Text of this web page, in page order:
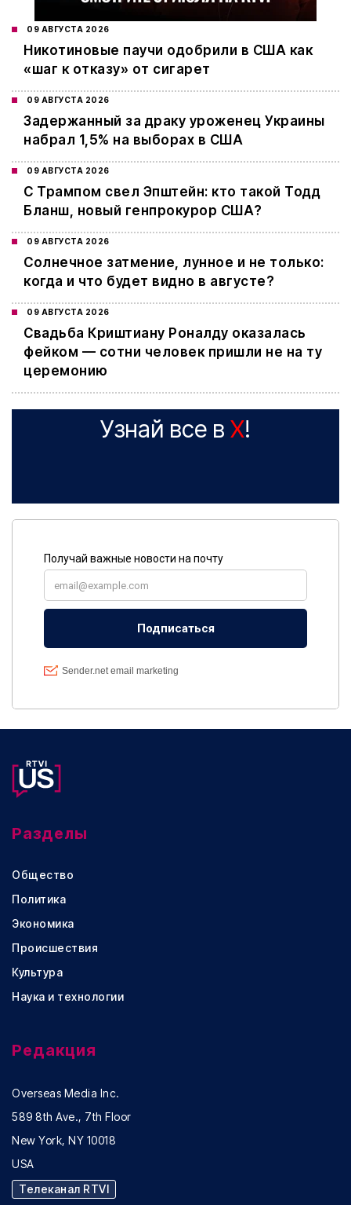
09 АВГУСТА 2026
Никотиновые паучи одобрили в США как
«шаг к отказу» от сигарет
09 АВГУСТА 2026
Задержанный за драку уроженец Украины
набрал 1,5% на выборах в США
09 АВГУСТА 2026
С Трампом свел Эпштейн: кто такой Тодд
Бланш, новый генпрокурор США?
09 АВГУСТА 2026
Cолнечное затмение, лунное и не только:
когда и что будет видно в августе?
09 АВГУСТА 2026
Свадьба Криштиану Роналду оказалась
фейком — сотни человек пришли не на ту
церемонию
Узнай все в X!
Разделы
Общество
Политика
Экономика
Происшествия
Культура
Наука и технологии
Редакция
Overseas Media Inc.
589 8th Ave., 7th Floor
New York, NY 10018
USA
Телеканал RTVI